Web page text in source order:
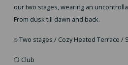
our two stages, wearing an
From dusk till dawn and back.
⍉ Two stages / Cozy Heated Terrace /
❍ Club